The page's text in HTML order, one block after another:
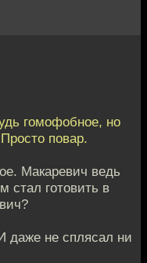
гомофобное, но
повар.
Макаревич ведь
стал готовить в
даже не сплясал ни